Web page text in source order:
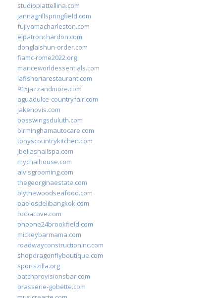
studiopiattellina.com
jannagrillspringfield.com
fujiyamacharleston.com
elpatronchardon.com
donglaishun-order.com
fiamc-rome2022.org
mariceworldessentials.com
lafisheriarestaurant.com
915jazzandmore.com
aguadulce-countryfair.com
jakehovis.com
bosswingsduluth.com
birminghamautocare.com
tonyscountrykitchen.com
jbellasnailspa.com
mychaihouse.com
alvisgrooming.com
thegeorginaestate.com
blythewoodseafood.com
paolosdelibangkok.com
bobacove.com
phoone24brookfield.com
mickeybarmama.com
roadwayconstructioninc.com
shopdragonflyboutique.com
sportszilla.org
batchprovisionsbar.com
brasserie-gobette.com